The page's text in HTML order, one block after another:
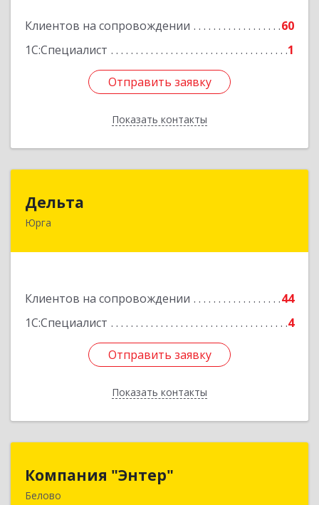
Клиентов на сопровождении
60
1С:Специалист
1
Отправить заявку
Показать контакты
Отправить заявку
Назад
Дельта
Юрга
Клиентов на сопровождении
44
1С:Специалист
4
Отправить заявку
Показать контакты
Отправить заявку
Назад
Компания "Энтер"
Белово
652600, Кемеровская обл, Белово г, Почтовый